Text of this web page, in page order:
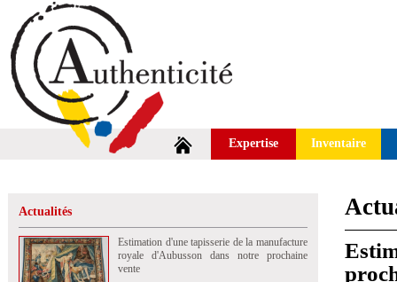
Expertise Inventaire
Actualités
Estimation d'une tapisserie de la manufacture
royale d'Aubusson dans notre prochaine
vente